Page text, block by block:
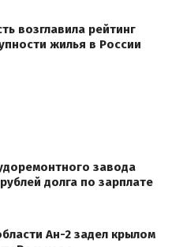
возглавила рейтинг
жилья в России
завода
долга по зарплате
Ан-2 задел крылом